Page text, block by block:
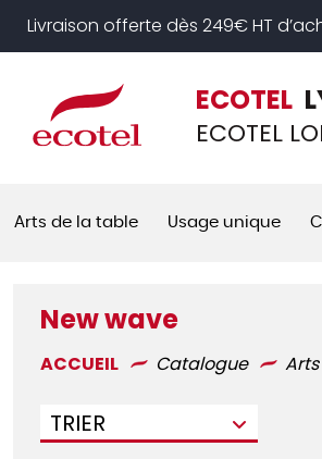
Livraison offerte dès 249€ HT
ECOTEL
ECOTEL
Arts de la table Usage unique
New wave
ACCUEIL Catalogue
TRIER
Panneau de gestion des cookies